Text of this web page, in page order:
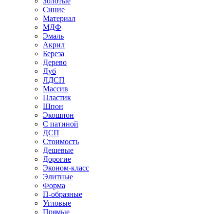
Синие
Материал
МДФ
Эмаль
Акрил
Береза
Дерево
Дуб
ЛДСП
Массив
Пластик
Шпон
Экошпон
С патиной
ДСП
Стоимость
Дешевые
Дорогие
Эконом-класс
Элитные
Форма
П-образные
Угловые
Прямые